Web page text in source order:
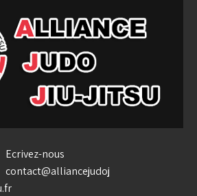
Jiu-jitsu
Ecrivez-nous
contact@alliancejudoj